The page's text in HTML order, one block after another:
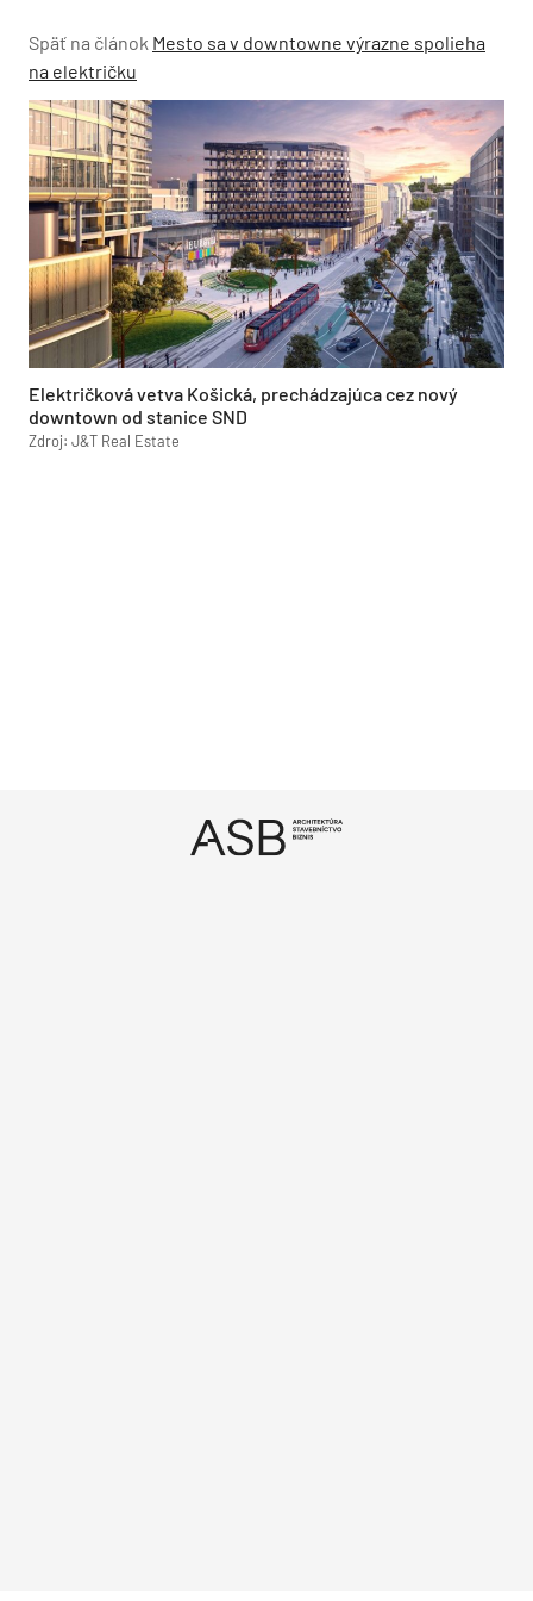
Späť na článok Mesto sa v downtowne výrazne spolieha
na električku
Električková vetva Košická, prechádzajúca cez nový
downtown od stanice SND
Zdroj: J&T Real Estate